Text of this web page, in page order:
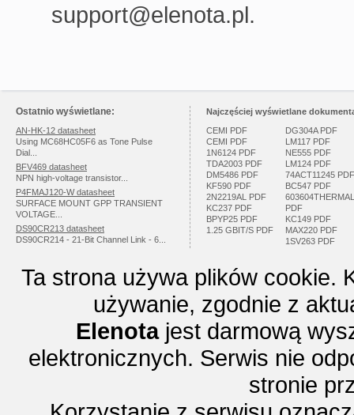
support@elenota.pl.
Ostatnio wyświetlane:
AN-HK-12 datasheet
Using MC68HC05F6 as Tone Pulse
Dial...
BFV469 datasheet
NPN high-voltage transistor...
P4FMAJ120-W datasheet
SURFACE MOUNT GPP TRANSIENT
VOLTAGE...
DS90CR213 datasheet
DS90CR214 - 21-Bit Channel Link - 6...
Najczęściej wyświetlane
CEMI PDF
CEMI PDF
1N6124 PDF
TDA2003 PDF
DM5486 PDF
KF590 PDF
2N2219AL PDF
KC237 PDF
BPYP25 PDF
1.25 GBIT/S PDF
DG304A PDF
LM117 PDF
NE555 PDF
LM124 PDF
74ACT11245 PDF
BC547 PDF
603604THERMAL
PDF
KC149 PDF
MAX220 PDF
1SV263 PDF
Ta strona używa plików cookie.
używanie, zgodnie z
Elenotajest darmową
elektronicznych. Serwis nie
stronie